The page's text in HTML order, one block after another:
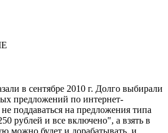
в сентябре 2010 г. Долго выбирали
предложений по интернет-
поддаваться на предложения типа
рублей и все включено", а взять в